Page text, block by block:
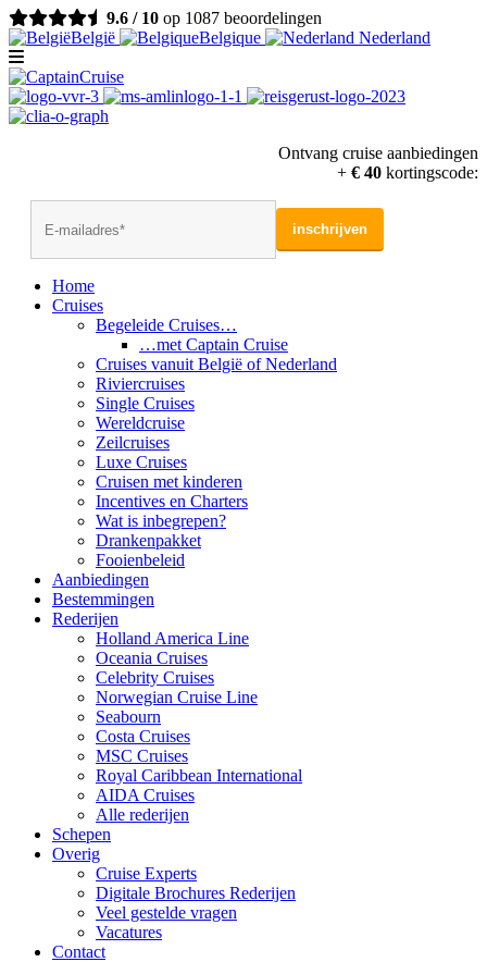
9.6 / 10 op 1087 beoordelingen
België
Belgique Nederland
Ontvang cruise aanbiedingen
+ € 40 kortingscode:
Home
Cruises
Begeleide Cruises…
…met Captain Cruise
Cruises vanuit België of Nederland
Riviercruises
Single Cruises
Wereldcruise
Zeilcruises
Luxe Cruises
Cruisen met kinderen
Incentives en Charters
Wat is inbegrepen?
Drankenpakket
Fooienbeleid
Aanbiedingen
Bestemmingen
Rederijen
Holland America Line
Oceania Cruises
Celebrity Cruises
Norwegian Cruise Line
Seabourn
Costa Cruises
MSC Cruises
Royal Caribbean International
AIDA Cruises
Alle rederijen
Schepen
Overig
Cruise Experts
Digitale Brochures Rederijen
Veel gestelde vragen
Vacatures
Contact